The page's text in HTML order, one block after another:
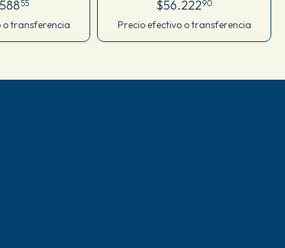
55
o transferencia
$56.22290
Precio efectivo o transferencia